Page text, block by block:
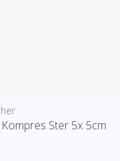
Ster 5x 5cm